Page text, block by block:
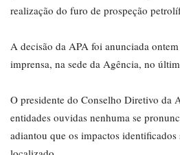
realização do furo de prospeção
A decisão da APA foi anunciada
imprensa, na sede da Agência, no
O presidente do Conselho Diretivo da
entidades ouvidas nenhuma se
adiantou que os impactos